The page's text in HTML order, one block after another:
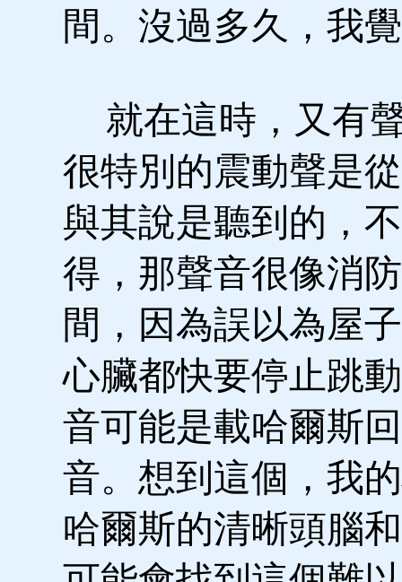
間。沒過多久，我
就在這時，又有
很特別的震動聲是
與其說是聽到的，
得，那聲音很像消
間，因為誤以為屋
心臟都快要停止跳
音可能是載哈爾斯
音。想到這個，我
哈爾斯的清晰頭腦